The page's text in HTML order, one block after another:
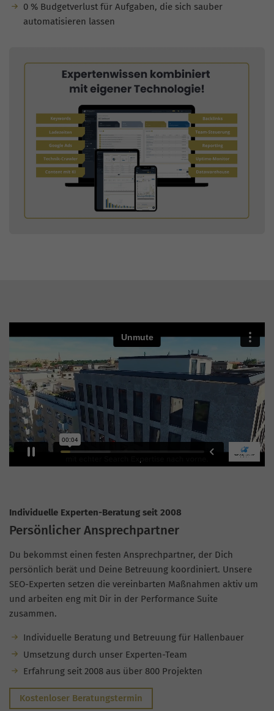
0 % Budgetverlust für Aufgaben, die sich sauber
automatisieren lassen
Individuelle Experten-Beratung seit 2008
Persönlicher Ansprechpartner
Du bekommst einen festen Ansprechpartner, der Dich
persönlich berät und Deine Betreuung koordiniert. Unsere
SEO-Experten setzen die vereinbarten Maßnahmen aktiv um
und arbeiten eng mit Dir in der Performance Suite
zusammen.
Individuelle Beratung und Betreuung für Hallenbauer
Umsetzung durch unser Experten-Team
Erfahrung seit 2008 aus über 800 Projekten
Kostenloser Beratungstermin